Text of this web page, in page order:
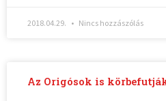
2018.04.29. Nincs hozzászólás
Az Origósok is